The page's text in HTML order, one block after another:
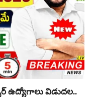
ఉద్యోగాలు విడుదల..